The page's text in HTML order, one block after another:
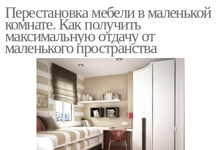
Перестановка мебели в маленькой
комнате. Как получить
максимальную отдачу от
маленького пространства